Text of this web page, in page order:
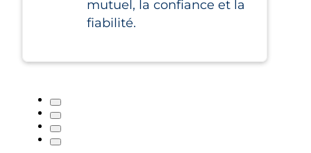
mutuel, la confiance et la
fiabilité.